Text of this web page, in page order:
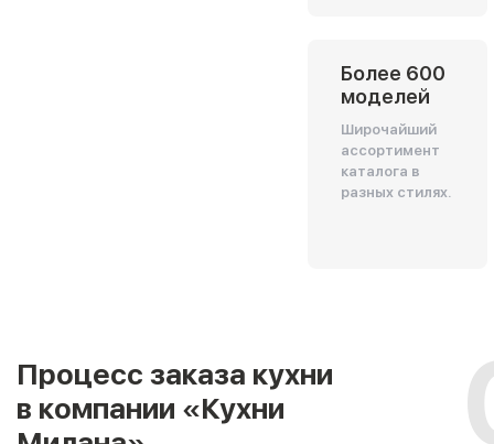
Более 600
моделей
Широчайший
ассортимент
каталога в
разных стилях.
Процесс заказа кухни
в компании «Кухни